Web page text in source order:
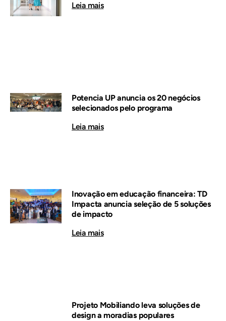
Leia mais
Potencia UP anuncia os 20 negócios
selecionados pelo programa
Leia mais
Inovação em educação financeira: TD
Impacta anuncia seleção de 5 soluções
de impacto
Leia mais
Projeto Mobiliando leva soluções de
design a moradias populares